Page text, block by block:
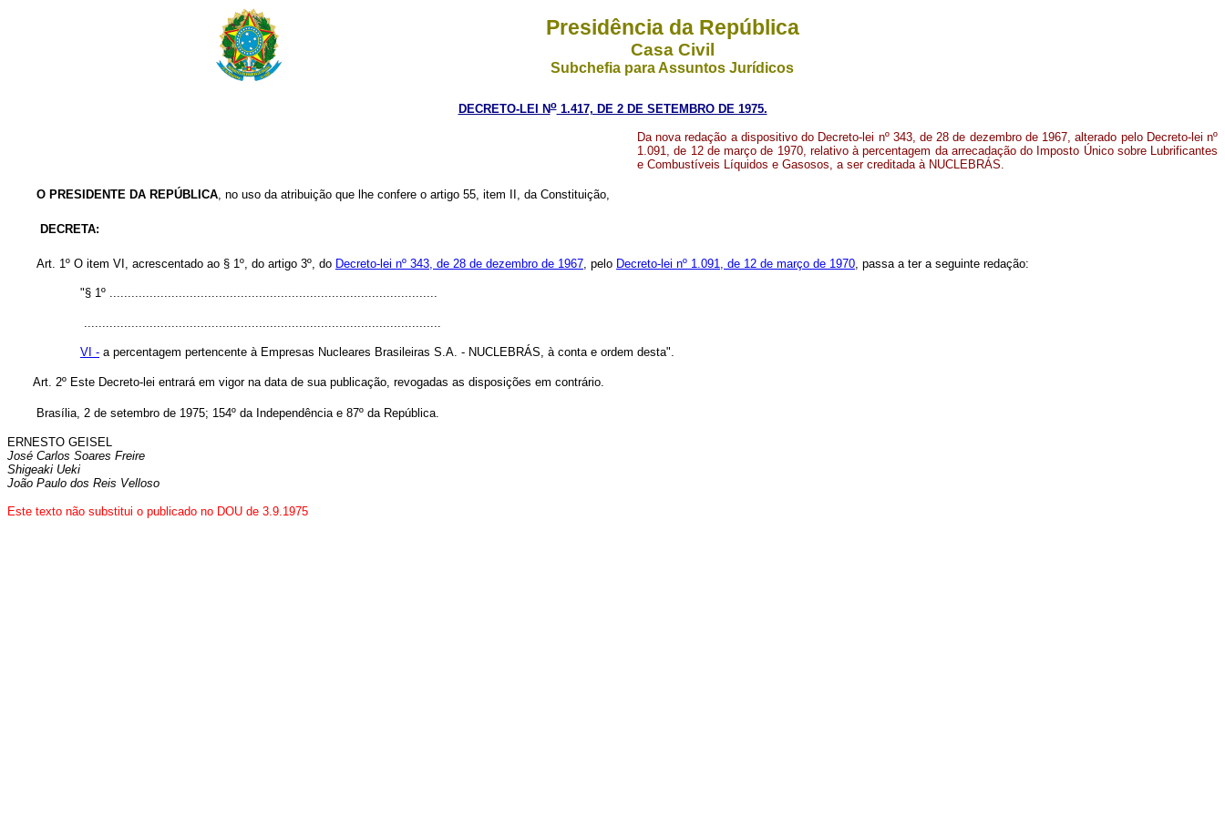
Presidência da República
Casa Civil
Subchefia para Assuntos Jurídicos
DECRETO-LEI No1.417, DE 2 DE SETEMBRO DE 1975.
Da nova redação a dispositivo do Decreto-lei nº 343, de 28 de dezembro de 1967, alterado pelo Decreto-lei nº
1.091, de 12 de março de 1970, relativo à percentagem da arrecadação do Imposto Único sobre Lubrificantes
e Combustíveis Líquidos e Gasosos, a ser creditada à NUCLEBRÁS.
O PRESIDENTE DA REPÚBLICA, no uso da atribuição que lhe confere o artigo 55, item II, da Constituição,
DECRETA:
Art. 1º O item VI, acrescentado ao § 1º, do artigo 3º, do Decreto-lei nº 343, de 28 de dezembro de 1967, pelo Decreto-lei nº 1.091, de 12 de março de 1970, passa a ter a seguinte redação:
"§ 1º ..........................................................................................
..................................................................................................
VI - a percentagem pertencente à Empresas Nucleares Brasileiras S.A. - NUCLEBRÁS, à conta e ordem desta".
Art. 2º Este Decreto-lei entrará em vigor na data de sua publicação, revogadas as disposições em contrário.
Brasília, 2 de setembro de 1975; 154º da Independência e 87º da República.
ERNESTO GEISEL
José Carlos Soares Freire
Shigeaki Ueki
João Paulo dos Reis Velloso
Este texto não substitui o publicado no DOU de 3.9.1975